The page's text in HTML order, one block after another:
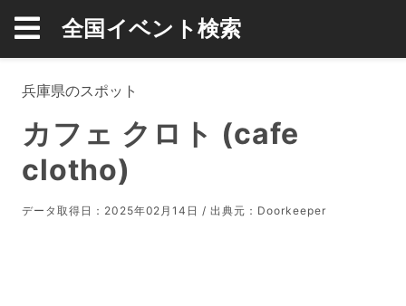
全国イベント検索
兵庫県のスポット
カフェ クロト (cafe
clotho)
データ取得日：2025年02月14日 / 出典元： Doorkeeper